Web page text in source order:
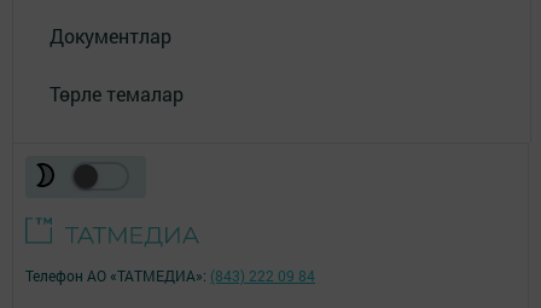
Документлар
Төрле темалар
Телефон АО «ТАТМЕДИА»: (843) 222 09 84